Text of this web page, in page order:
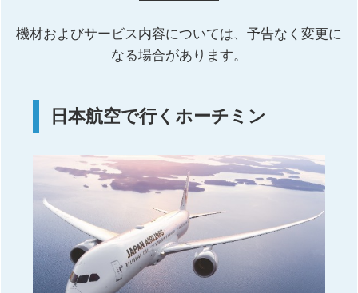
機材およびサービス内容については、予告なく変更に
なる場合があります。
日本航空で行くホーチミン